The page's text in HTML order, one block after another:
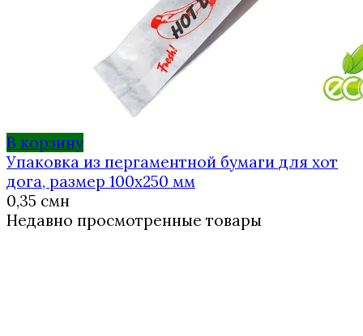
В корзину
Упаковка из пергаментной бумаги для хот
дога, размер 100х250 мм
0,35 смн
Недавно просмотренные товары